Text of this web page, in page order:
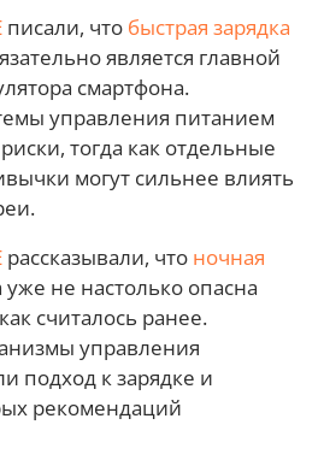
писали, что быстрая зарядка
является главной
смартфона.
управления питанием
тогда как отдельные
могут сильнее влиять
рассказывали, что ночная
не настолько опасна
считалось ранее.
управления
подход к зарядке и
рекомендаций